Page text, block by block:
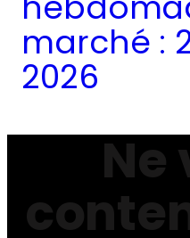
marché :
2026
Ne